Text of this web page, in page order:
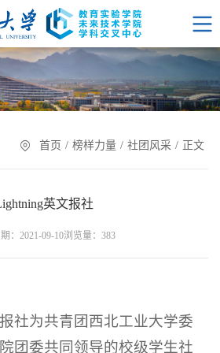
首页 / 榜样力量 / 社团风采 / 正文
英文报社
：2021-09-10浏览量： 383
社为共青团西北工业大学委
团委共同领导的校级学生社